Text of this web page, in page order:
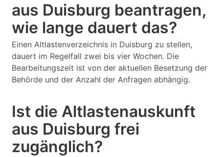
aus Duisburg beantragen,
wie lange dauert das?
Einen Altlastenverzeichnis in Duisburg zu stellen,
dauert im Regelfall zwei bis vier Wochen. Die
Bearbeitungszeit ist von der aktuellen Besetzung der
Behörde und der Anzahl der Anfragen abhängig.
Ist die Altlastenauskunft
aus Duisburg frei
zugänglich?